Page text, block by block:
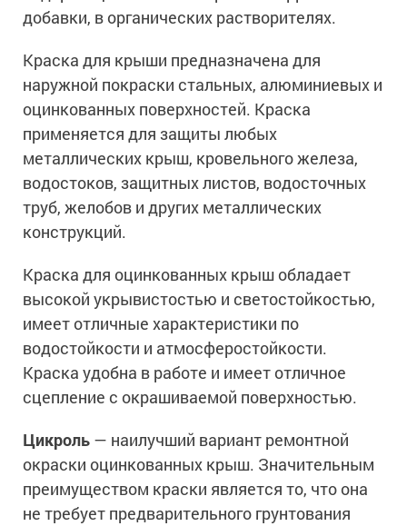
добавки, в органических растворителях.
Краска для крыши предназначена для
наружной покраски стальных, алюминиевых и
оцинкованных поверхностей. Краска
применяется для защиты любых
металлических крыш, кровельного железа,
водостоков, защитных листов, водосточных
труб, желобов и других металлических
конструкций.
Краска для оцинкованных крыш обладает
высокой укрывистостью и светостойкостью,
имеет отличные характеристики по
водостойкости и атмосферостойкости.
Краска удобна в работе и имеет отличное
сцепление с окрашиваемой поверхностью.
Цикроль — наилучший вариант ремонтной
окраски оцинкованных крыш. Значительным
преимуществом краски является то, что она
не требует предварительного грунтования